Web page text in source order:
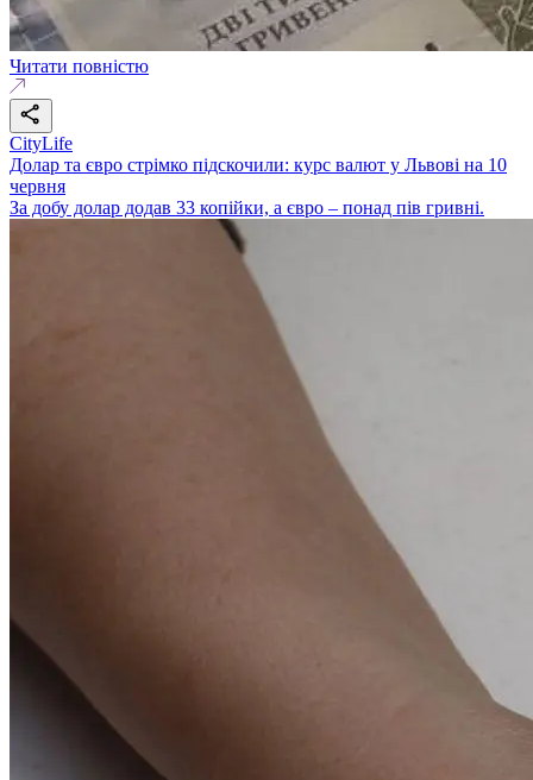
Читати повністю
CityLife
Долар та євро стрімко підскочили: курс валют у Львові на 10
червня
За добу долар додав 33 копійки, а євро – понад пів гривні.